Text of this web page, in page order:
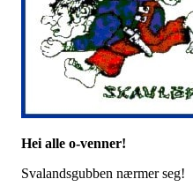
Hei alle o-venner!
Svalandsgubben nærmer seg!